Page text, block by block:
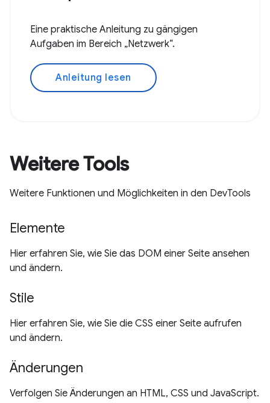
Eine praktische Anleitung zu gängigen
Aufgaben im Bereich „Netzwerk“.
Anleitung lesen
Weitere Tools
Weitere Funktionen und Möglichkeiten in den DevTools
Elemente
Hier erfahren Sie, wie Sie das DOM einer Seite ansehen
und ändern.
Stile
Hier erfahren Sie, wie Sie die CSS einer Seite aufrufen
und ändern.
Änderungen
Verfolgen Sie Änderungen an HTML, CSS und JavaScript.